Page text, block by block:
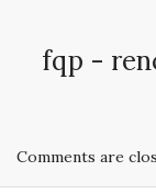
fqp -
Comments are